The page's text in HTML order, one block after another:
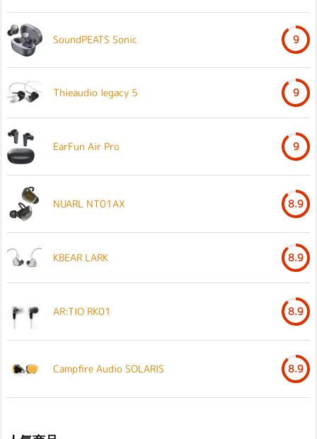
SoundPEATS Sonic 9
Thieaudio legacy 5 9
EarFun Air Pro 9
NUARL NT01AX 8.9
KBEAR LARK 8.9
AR:TIO RK01 8.9
Campfire Audio SOLARIS 8.9